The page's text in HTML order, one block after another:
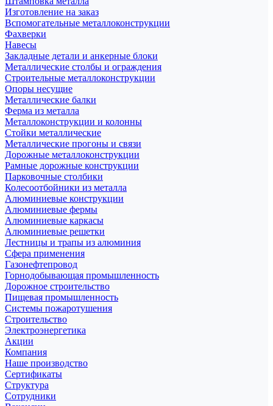
Изготовление на заказ
Вспомогательные металлоконструкции
Фахверки
Навесы
Закладные детали и анкерные блоки
Металлические столбы и ограждения
Строительные металлоконструкции
Опоры несущие
Металлические балки
Ферма из металла
Металлоконструкции и колонны
Стойки металлические
Металлические прогоны и связи
Дорожные металлоконструкции
Рамные дорожные конструкции
Парковочные столбики
Колесоотбойники из металла
Алюминиевые конструкции
Алюминиевые фермы
Алюминиевые каркасы
Алюминиевые решетки
Лестницы и трапы из алюминия
Сфера применения
Газонефтепровод
Горнодобывающая промышленность
Дорожное строительство
Пищевая промышленность
Системы пожаротушения
Строительство
Электроэнергетика
Акции
Компания
Наше производство
Сертификаты
Структура
Сотрудники